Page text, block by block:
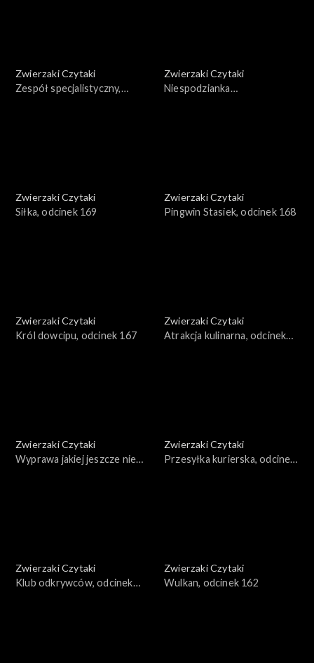
Zwierzaki Czytaki
Zespół specjalistyczny,
Zwierzaki Czytaki
Niespodzianka
Zwierzaki Czytaki
Siłka, odcinek 169
Zwierzaki Czytaki
Pingwin Stasiek, odcinek 168
Zwierzaki Czytaki
Król dowcipu, odcinek 167
Zwierzaki Czytaki
Atrakcja kulinarna, odcinek
Zwierzaki Czytaki
Wyprawa jakiej jeszcze nie
Zwierzaki Czytaki
Przesyłka kurierska, odcinek
Zwierzaki Czytaki
Klub odkrywców, odcinek
Zwierzaki Czytaki
Wulkan, odcinek 162